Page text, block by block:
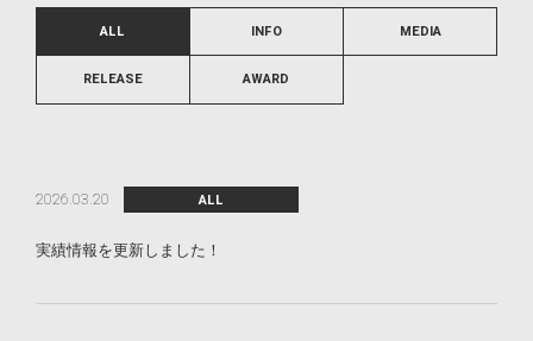
ALL INFO MEDIA
RELEASE AWARD
2026.03.20 ALL
実績情報を更新しました！